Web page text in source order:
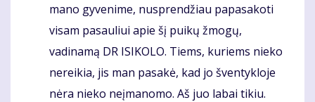
mano gyvenime, nusprendžiau papasakoti
visam pasauliui apie šį puikų žmogų,
vadinamą DR ISIKOLO. Tiems, kuriems nieko
nereikia, jis man pasakė, kad jo šventykloje
nėra nieko neįmanomo. Aš juo labai tikiu.